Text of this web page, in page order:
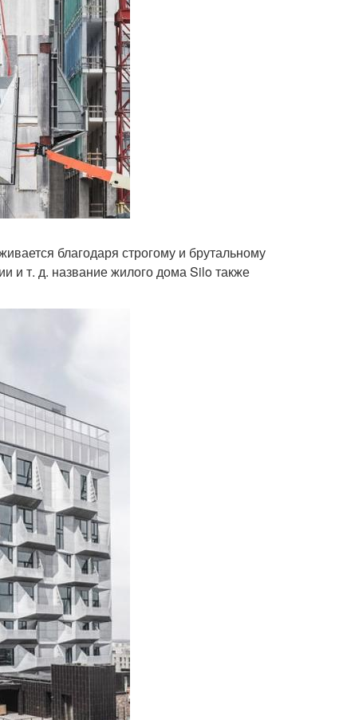
благодаря строгому и брутальному
и т. д. название жилого дома Silo также